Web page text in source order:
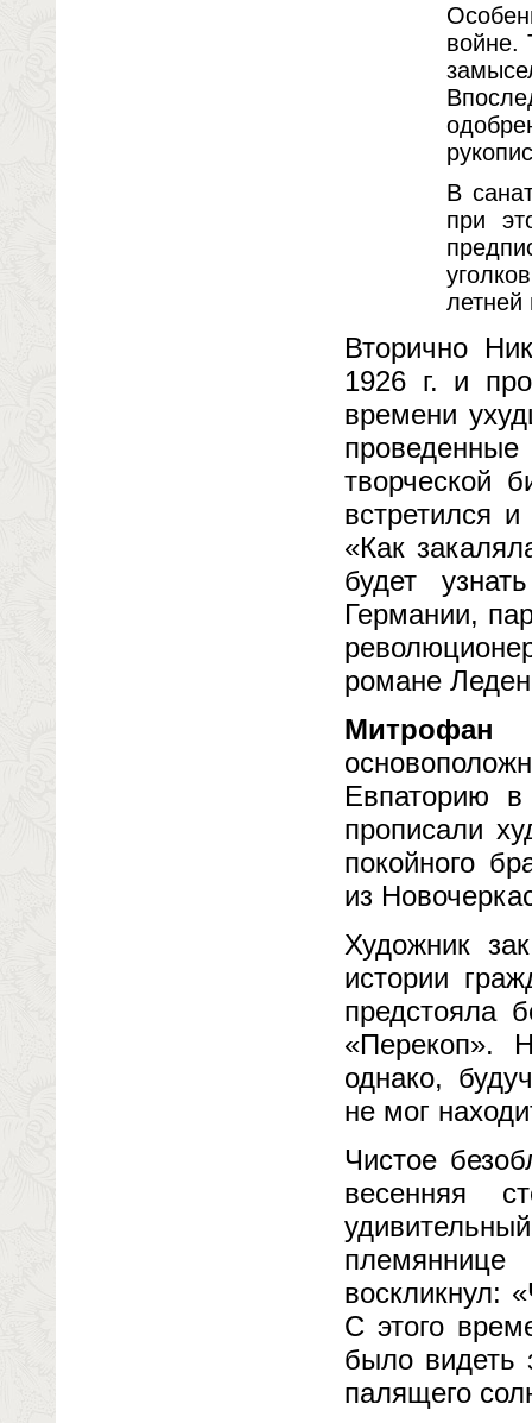
войне.
В
при
летней
Вторично
1926 г. и
времени
творческой
встретился
«Как
будет
Германии,
романе
Митрофан
Евпаторию
прописали
покойного
из
Художник
истории
предстояла
«Перекоп».
однако,
не мог
Чистое
весенняя
племяннице
воскликнул:
С этого
было видеть
палящего